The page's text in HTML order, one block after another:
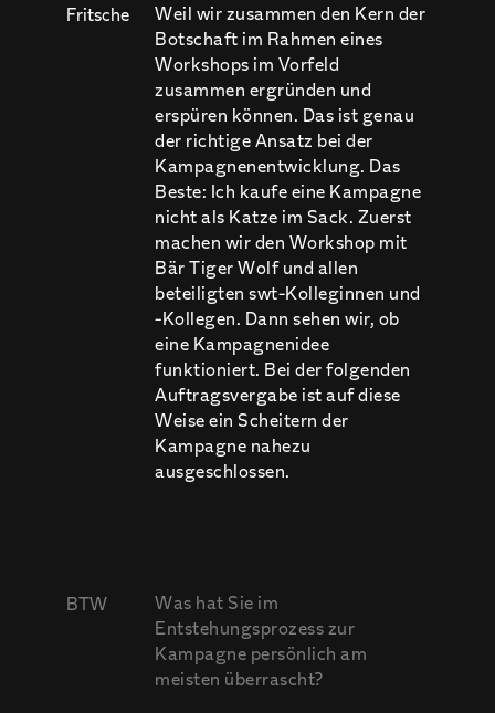
Fritsche
Weil wir zusammen den Kern der
Botschaft im Rahmen eines
Workshops im Vorfeld
zusammen ergründen und
erspüren können. Das ist genau
der richtige Ansatz bei der
Kampagnenentwicklung. Das
Beste: Ich kaufe eine Kampagne
nicht als Katze im Sack. Zuerst
machen wir den Workshop mit
Bär Tiger Wolf und allen
beteiligten swt-Kolleginnen und
-Kollegen. Dann sehen wir, ob
eine Kampagnenidee
funktioniert. Bei der folgenden
Auftragsvergabe ist auf diese
Weise ein Scheitern der
Kampagne nahezu
ausgeschlossen.
BTW
Was hat Sie im
Entstehungsprozess zur
Kampagne persönlich am
meisten überrascht?